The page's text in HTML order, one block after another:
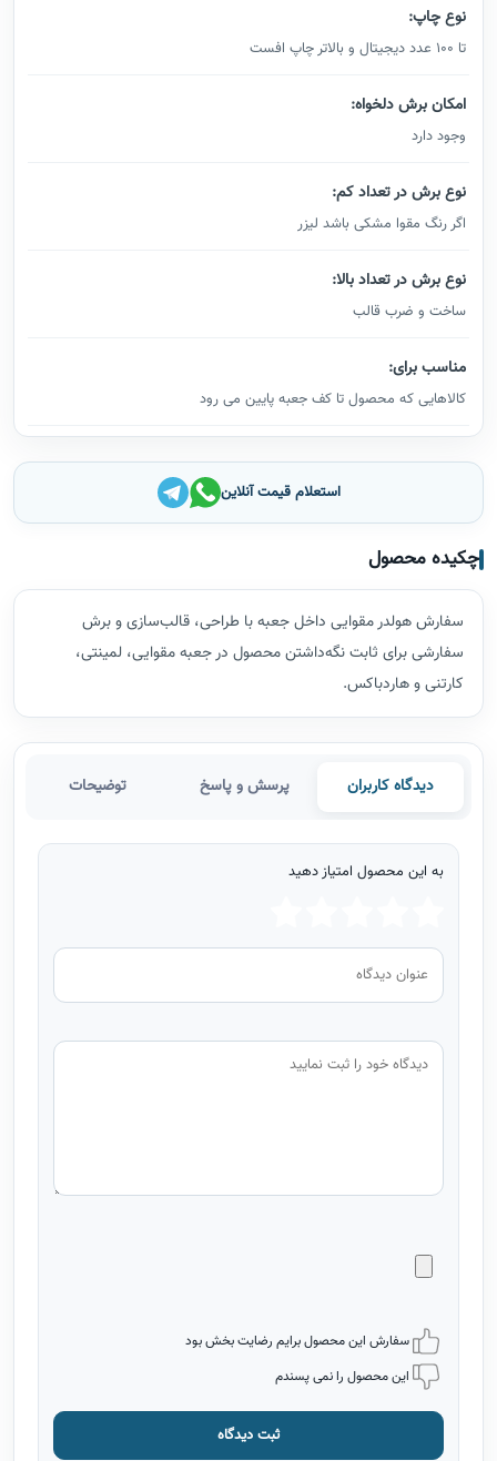
نوع چاپ:
تا 100 عدد دیجیتال و بالاتر چاپ افست
امکان برش دلخواه:
وجود دارد
نوع برش در تعداد کم:
اگر رنگ مقوا مشکی باشد لیزر
نوع برش در تعداد بالا:
ساخت و ضرب قالب
مناسب برای:
کالاهایی که محصول تا کف جعبه پایین می رود
استعلام قیمت آنلاین
چکیده محصول
سفارش هولدر مقوایی داخل جعبه با طراحی، قالب‌سازی و برش
سفارشی برای ثابت نگه‌داشتن محصول در جعبه مقوایی، لمینتی،
کارتنی و هاردباکس.
دیدگاه کاربران پرسش و پاسخ توضیحات
به این محصول امتیاز دهید
سفارش این محصول برایم رضایت بخش بود
این محصول را نمی پسندم
ثبت دیدگاه